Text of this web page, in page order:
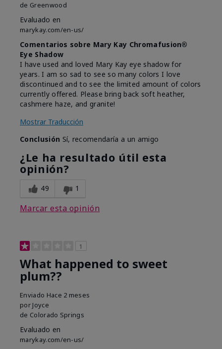
de Greenwood
Evaluado en
marykay.com/en-us/
Comentarios sobre Mary Kay Chromafusion®
Eye Shadow
I have used and loved Mary Kay eye shadow for
years. I am so sad to see so many colors I love
discontinued and to see the limited amount of colors
currently offered. Please bring back soft heather,
cashmere haze, and granite!
Mostrar Traducción
Conclusión Sí, recomendaría a un amigo
¿Le ha resultado útil esta
opinión?
49 1
Marcar esta opinión
1
What happened to sweet
plum??
Enviado Hace 2 meses
por Joyce
de Colorado Springs
Evaluado en
marykay.com/en-us/